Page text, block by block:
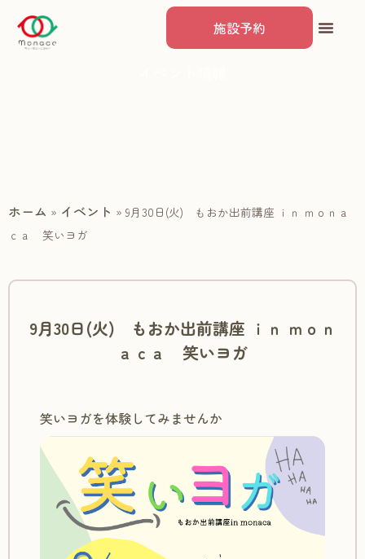
施設予約
ホーム » イベント » 9月30日(火) もおか出前講座 ｉｎ ｍｏｎａ
ｃａ 笑いヨガ
9月30日(火) もおか出前講座 ｉｎ ｍｏｎ
ａｃａ 笑いヨガ
笑いヨガを体験してみませんか